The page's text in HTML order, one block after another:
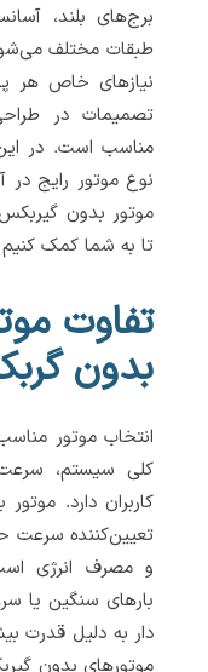
برج‌های بلند،
طبقات مختلف
نیازهای خاص هر
تصمیمات در
مناسب است. در
نوع موتور رایج در
موتور بدون
تا به شما کمک کنیم
تفاوت
بدون
انتخاب موتور
کلی سیستم،
کاربران دارد.
تعیین‌کننده سرعت
و مصرف انرژی
بارهای سنگین یا
دار به دلیل قدرت
موتورهای بدون